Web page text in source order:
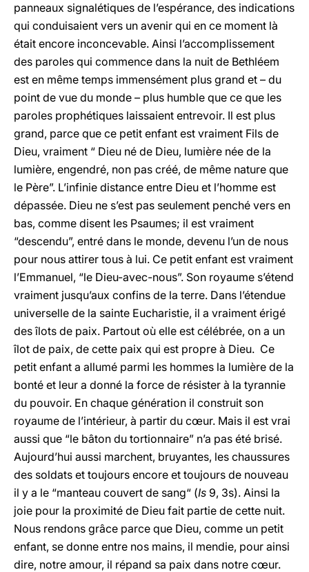
panneaux signalétiques de l’espérance, des indications
qui conduisaient vers un avenir qui en ce moment là
était encore inconcevable. Ainsi l’accomplissement
des paroles qui commence dans la nuit de Bethléem
est en même temps immensément plus grand et – du
point de vue du monde – plus humble que ce que les
paroles prophétiques laissaient entrevoir. Il est plus
grand, parce que ce petit enfant est vraiment Fils de
Dieu, vraiment “ Dieu né de Dieu, lumière née de la
lumière, engendré, non pas créé, de même nature que
le Père”. L’infinie distance entre Dieu et l’homme est
dépassée. Dieu ne s’est pas seulement penché vers en
bas, comme disent les Psaumes; il est vraiment
“descendu”, entré dans le monde, devenu l’un de nous
pour nous attirer tous à lui. Ce petit enfant est vraiment
l’Emmanuel, “le Dieu-avec-nous”. Son royaume s’étend
vraiment jusqu’aux confins de la terre. Dans l’étendue
universelle de la sainte Eucharistie, il a vraiment érigé
des îlots de paix. Partout où elle est célébrée, on a un
îlot de paix, de cette paix qui est propre à Dieu. Ce
petit enfant a allumé parmi les hommes la lumière de la
bonté et leur a donné la force de résister à la tyrannie
du pouvoir. En chaque génération il construit son
royaume de l’intérieur, à partir du cœur. Mais il est vrai
aussi que “le bâton du tortionnaire” n’a pas été brisé.
Aujourd’hui aussi marchent, bruyantes, les chaussures
des soldats et toujours encore et toujours de nouveau
il y a le “manteau couvert de sang“ (Is 9, 3s). Ainsi la
joie pour la proximité de Dieu fait partie de cette nuit.
Nous rendons grâce parce que Dieu, comme un petit
enfant, se donne entre nos mains, il mendie, pour ainsi
dire, notre amour, il répand sa paix dans notre cœur.